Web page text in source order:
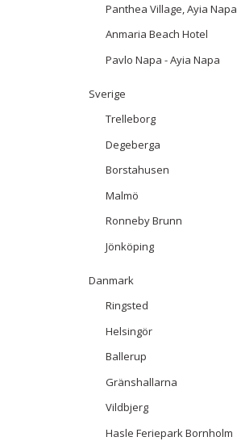
Panthea Village, Ayia Napa
Anmaria Beach Hotel
Pavlo Napa - Ayia Napa
Sverige
Trelleborg
Degeberga
Borstahusen
Malmö
Ronneby Brunn
Jönköping
Danmark
Ringsted
Helsingör
Ballerup
Gränshallarna
Vildbjerg
Hasle Feriepark Bornholm